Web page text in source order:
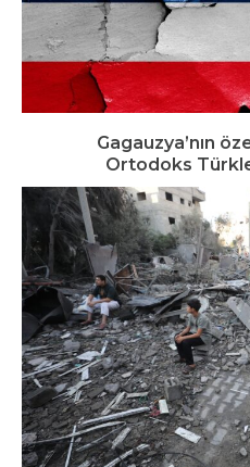
Gagauzya’nın
Ortodoks